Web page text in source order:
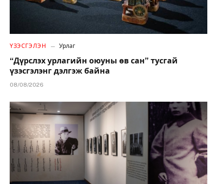
ҮЗЭСГЭЛЭН Урлаг
“Дүрслэх урлагийн оюуны өв сан” тусгай
үзэсгэлэнг дэлгэж байна
08/08/2026